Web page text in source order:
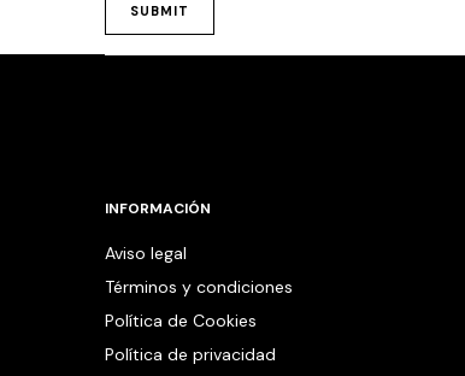
INFORMACIÓN
Aviso legal
Términos y condiciones
Política de Cookies
Política de privacidad